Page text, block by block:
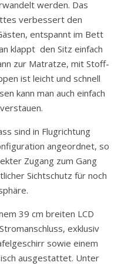
werden. Das
verbessert den
entspannt im Bett
klappt den Sitz einfach
zur Matratze, mit Stoff-
ist leicht und schnell
kann man auch einfach
sind in Flugrichtung
angeordnet, so
Zugang zum Gang
Sichtschutz für noch
39 cm breiten LCD
exklusiv
sowie einem
ausgestattet. Unter